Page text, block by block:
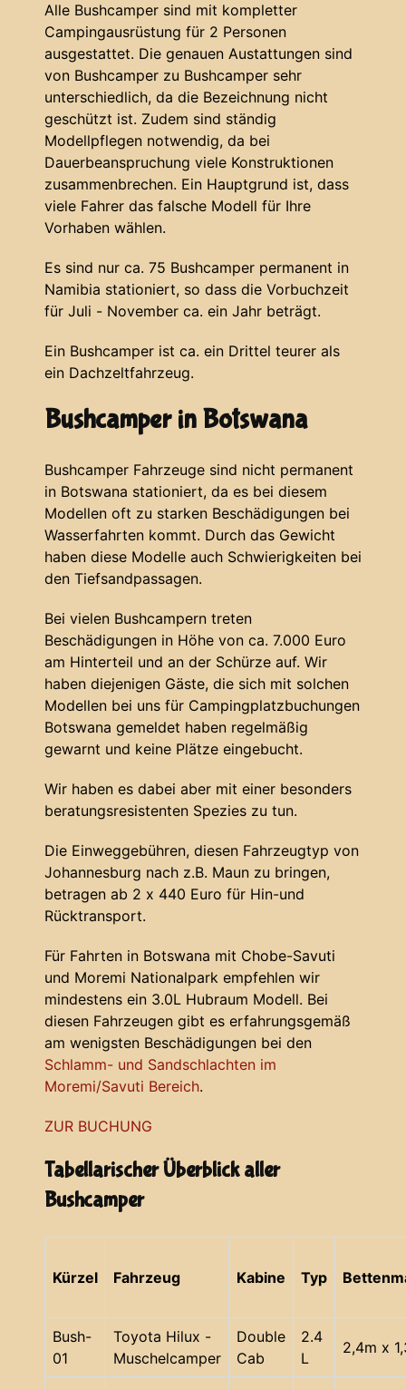
Alle Bushcamper sind mit kompletter
Campingausrüstung für 2 Personen
ausgestattet. Die genauen Austattungen sind
von Bushcamper zu Bushcamper sehr
unterschiedlich, da die Bezeichnung nicht
geschützt ist. Zudem sind ständig
Modellpflegen notwendig, da bei
Dauerbeanspruchung viele Konstruktionen
zusammenbrechen. Ein Hauptgrund ist, dass
viele Fahrer das falsche Modell für Ihre
Vorhaben wählen.
Es sind nur ca. 75 Bushcamper permanent in
Namibia stationiert, so dass die Vorbuchzeit
für Juli - November ca. ein Jahr beträgt.
Ein Bushcamper ist ca. ein Drittel teurer als
ein Dachzeltfahrzeug.
Bushcamper in Botswana
Bushcamper Fahrzeuge sind nicht permanent
in Botswana stationiert, da es bei diesem
Modellen oft zu starken Beschädigungen bei
Wasserfahrten kommt. Durch das Gewicht
haben diese Modelle auch Schwierigkeiten bei
den Tiefsandpassagen.
Bei vielen Bushcampern treten
Beschädigungen in Höhe von ca. 7.000 Euro
am Hinterteil und an der Schürze auf. Wir
haben diejenigen Gäste, die sich mit solchen
Modellen bei uns für Campingplatzbuchungen
Botswana gemeldet haben regelmäßig
gewarnt und keine Plätze eingebucht.
Wir haben es dabei aber mit einer besonders
beratungsresistenten Spezies zu tun.
Die Einweggebühren, diesen Fahrzeugtyp von
Johannesburg nach z.B. Maun zu bringen,
betragen ab 2 x 440 Euro für Hin-und
Rücktransport.
Für Fahrten in Botswana mit Chobe-Savuti
und Moremi Nationalpark empfehlen wir
mindestens ein 3.0L Hubraum Modell. Bei
diesen Fahrzeugen gibt es erfahrungsgemäß
am wenigsten Beschädigungen bei den
Schlamm- und Sandschlachten im
Moremi/Savuti Bereich.
ZUR BUCHUNG
Tabellarischer Überblick aller
Bushcamper
Kürzel Fahrzeug Kabine Typ
Bush-
01
Toyota Hilux -
Muschelcamper
Double
Cab
2.4
L
2,4m x